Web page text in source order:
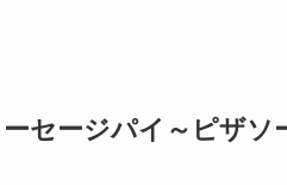
セージパイ～ピザソ